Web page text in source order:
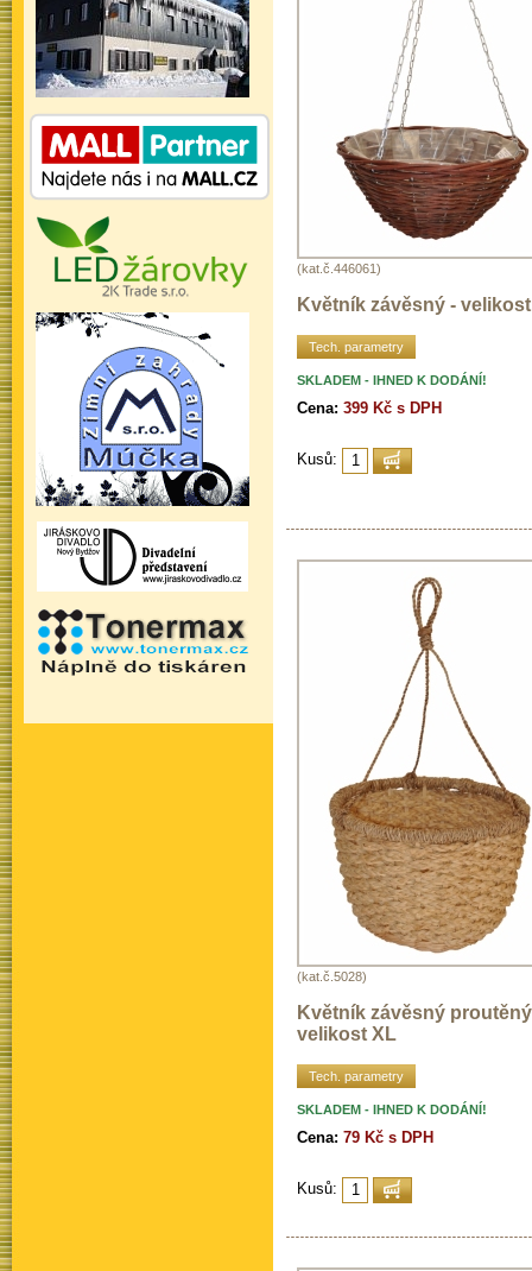
(kat.č.446061)
Květník závěsný -
Tech. parametry
SKLADEM - IHNED K DODÁNÍ!
Cena: 399 Kč s DPH
Kusů:
(kat.č.5028)
Květník závěsný proutěný
velikost XL
Tech. parametry
SKLADEM - IHNED K DODÁNÍ!
Cena: 79 Kč s DPH
Kusů: